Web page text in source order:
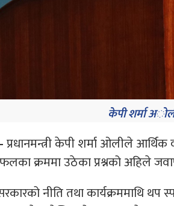
केपी शर्मा
प्रधानमन्त्री केपी शर्मा ओलीले
क्रममा उठेका प्रश्नको अहिले
नीति तथा कार्यक्रममाथि थप